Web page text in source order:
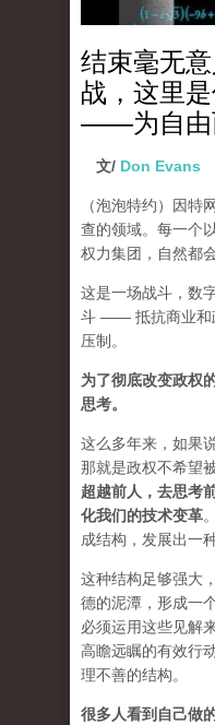
结束毫无
战，这里
——为自由
文/ Don Evans
（泡泡特约）
因特
查的领域。每一个
权力集团，自然都
这是一场战斗，数
斗 —— 抵抗商业和
压制。
为了彻底改变政权
思考。
这么多年来，如果
那就是政权不希望
超越前人，去思考
化我们的技术变革
成结构，发展出一
这种结构足够强大
德的泥潭，形成一
必须运用这些见解
高瞻远瞩的有效行
理不善的结构。
很多人看到自己做